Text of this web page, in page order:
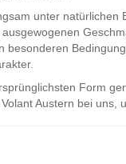
unter
besonderen
Form
Austern bei uns,